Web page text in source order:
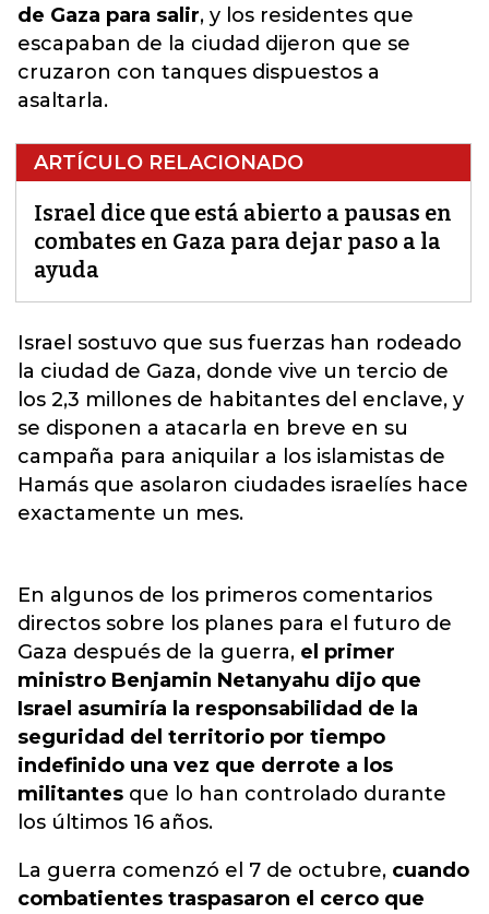
de Gaza para salir, y los residentes que
escapaban de la ciudad dijeron que se
cruzaron con tanques dispuestos a
asaltarla.
ARTÍCULO RELACIONADO
Israel dice que está abierto a pausas en
combates en Gaza para dejar paso a la
ayuda
Israel sostuvo que sus fuerzas han rodeado
la ciudad de Gaza, donde vive un tercio de
los 2,3 millones de habitantes del enclave, y
se disponen a atacarla en breve en su
campaña para aniquilar a los islamistas de
Hamás que asolaron ciudades israelíes hace
exactamente un mes.
En algunos de los primeros comentarios
directos sobre los planes para el futuro de
Gaza después de la guerra, el primer
ministro Benjamin Netanyahu dijo que
Israel asumiría la responsabilidad de la
seguridad del territorio por tiempo
indefinido una vez que derrote a los
militantes que lo han controlado durante
los últimos 16 años.
La guerra comenzó el 7 de octubre, cuando
combatientes traspasaron el cerco que